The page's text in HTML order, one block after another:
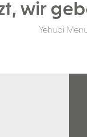
wir
Yehudi